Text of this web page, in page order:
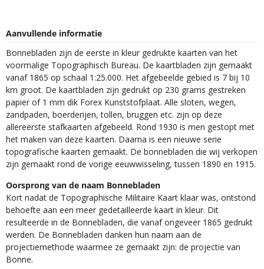
Aanvullende informatie
Bonnebladen zijn de eerste in kleur gedrukte kaarten van het
voormalige Topographisch Bureau. De kaartbladen zijn gemaakt
vanaf 1865 op schaal 1:25.000. Het afgebeelde gebied is 7 bij 10
km groot. De kaartbladen zijn gedrukt op 230 grams gestreken
papier of 1 mm dik Forex Kunststofplaat. Alle sloten, wegen,
zandpaden, boerderijen, tollen, bruggen etc. zijn op deze
allereerste stafkaarten afgebeeld. Rond 1930 is men gestopt met
het maken van deze kaarten. Daarna is een nieuwe serie
topografische kaarten gemaakt. De bonnebladen die wij verkopen
zijn gemaakt rond de vorige eeuwwisseling, tussen 1890 en 1915.
Oorsprong van de naam Bonnebladen
Kort nadat de Topographische Militaire Kaart klaar was, ontstond
behoefte aan een meer gedetailleerde kaart in kleur. Dit
resulteerde in de Bonnebladen, die vanaf ongeveer 1865 gedrukt
werden. De Bonnebladen danken hun naam aan de
projectiemethode waarmee ze gemaakt zijn: de projectie van
Bonne.